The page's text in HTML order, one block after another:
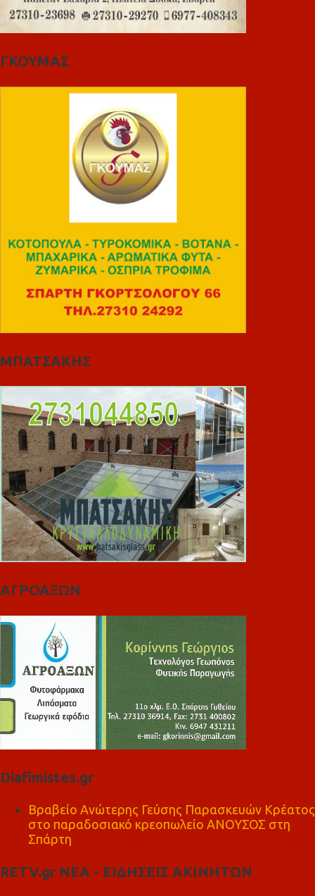
ΓΚΟΥΜΑΣ
ΜΠΑΤΣΑΚΗΣ
ΑΓΡΟΑΞΩΝ
Diafimistes.gr
Βραβείο Ανώτερης Γεύσης Παρασκευών Κρέατος
στο παραδοσιακό κρεοπωλείο ΑΝΟΥΣΟΣ στη
Σπάρτη
RETV.gr ΝΕΑ - ΕΙΔΗΣΕΙΣ ΑΚΙΝΗΤΩΝ